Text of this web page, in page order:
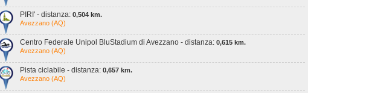
PIRI' - distanza: 0,504 km.
Avezzano (AQ)
Centro Federale Unipol BluStadium di Avezzano - distanza: 0,615 km.
Avezzano (AQ)
Pista ciclabile - distanza: 0,657 km.
Avezzano (AQ)